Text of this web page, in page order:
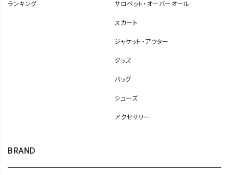
ランキング サロペット・オーバーオール
スカート
ジャケット・アウター
グッズ
バッグ
シューズ
アクセサリー
BRAND